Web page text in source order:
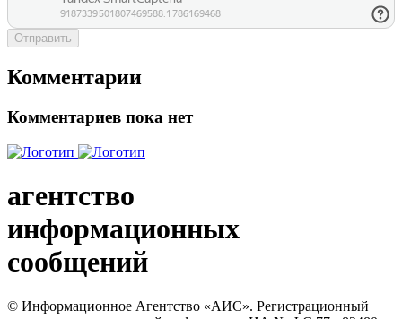
Отправить
Комментарии
Комментариев пока нет
агентство
информационных
сообщений
© Информационное Агентство «АИС». Регистрационный